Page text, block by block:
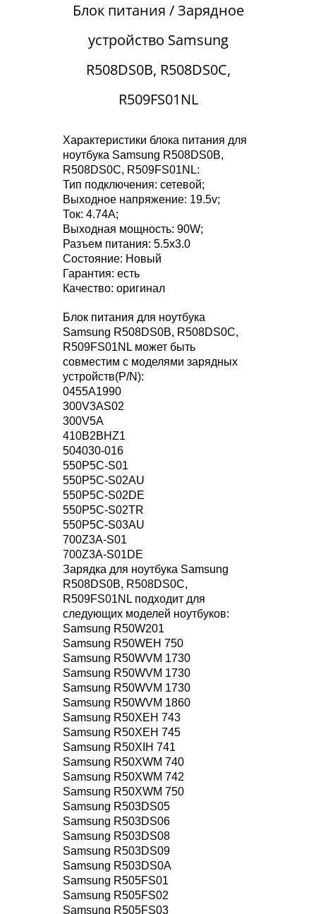
Блок питания / Зарядное
устройство Samsung
R508DS0B, R508DS0C,
R509FS01NL
Характеристики блока питания для
ноутбука Samsung R508DS0B,
R508DS0C, R509FS01NL:
Тип подключения: сетевой;
Выходное напряжение: 19.5v;
Ток: 4.74A;
Выходная мощность: 90W;
Разъем питания: 5.5x3.0
Состояние: Новый
Гарантия: есть
Качество: оригинал
Блок питания для ноутбука
Samsung R508DS0B, R508DS0C,
R509FS01NL может быть
совместим с моделями зарядных
устройств(P/N):
0455A1990
300V3AS02
300V5A
410B2BHZ1
504030-016
550P5C-S01
550P5C-S02AU
550P5C-S02DE
550P5C-S02TR
550P5C-S03AU
700Z3A-S01
700Z3A-S01DE
Зарядка для ноутбука Samsung
R508DS0B, R508DS0C,
R509FS01NL подходит для
следующих моделей ноутбуков:
Samsung R50W201
Samsung R50WEH 750
Samsung R50WVM 1730
Samsung R50WVM 1730
Samsung R50WVM 1730
Samsung R50WVM 1860
Samsung R50XEH 743
Samsung R50XEH 745
Samsung R50XIH 741
Samsung R50XWM 740
Samsung R50XWM 742
Samsung R50XWM 750
Samsung R503DS05
Samsung R503DS06
Samsung R503DS08
Samsung R503DS09
Samsung R503DS0A
Samsung R505FS01
Samsung R505FS02
Samsung R505FS03